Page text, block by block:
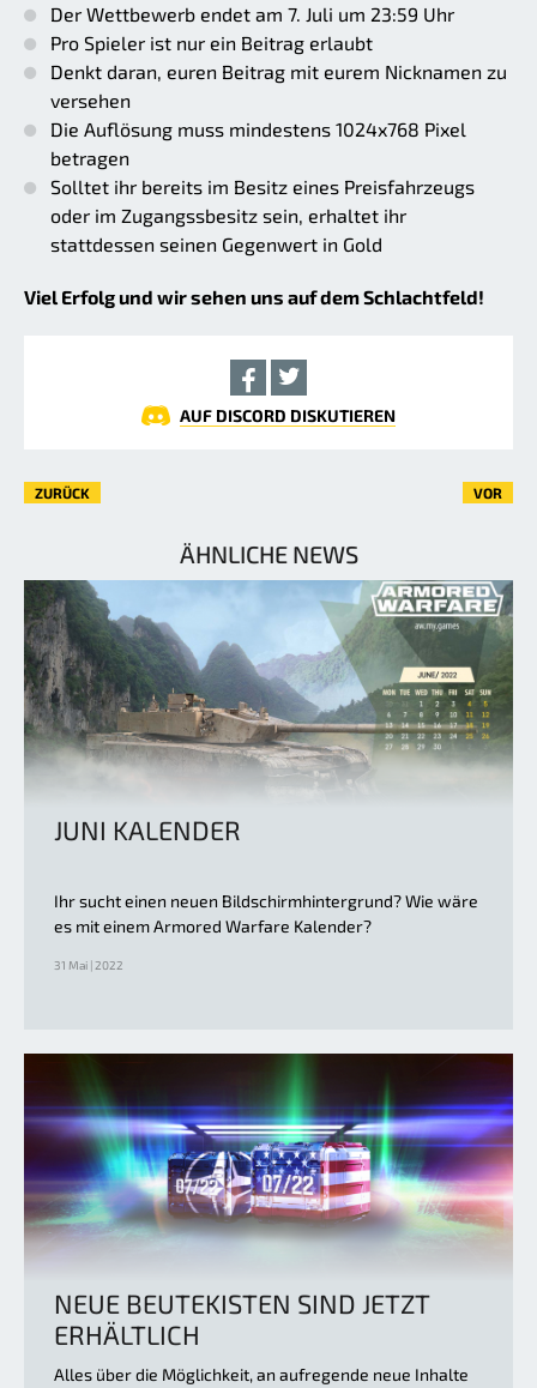
Der Wettbewerb endet am 7. Juli um 23:59 Uhr
Pro Spieler ist nur ein Beitrag erlaubt
Denkt daran, euren Beitrag mit eurem Nicknamen zu
versehen
Die Auflösung muss mindestens 1024x768 Pixel
betragen
Solltet ihr bereits im Besitz eines Preisfahrzeugs
oder im Zugangssbesitz sein, erhaltet ihr
stattdessen seinen Gegenwert in Gold
Viel Erfolg und wir sehen uns auf dem Schlachtfeld!
AUF DISCORD DISKUTIEREN
ZURÜCK VOR
ÄHNLICHE NEWS
JUNI KALENDER
Ihr sucht einen neuen Bildschirmhintergrund? Wie wäre
es mit einem Armored Warfare Kalender?
31 Mai | 2022
NEUE BEUTEKISTEN SIND JETZT
ERHÄLTLICH
Alles über die Möglichkeit, an aufregende neue Inhalte